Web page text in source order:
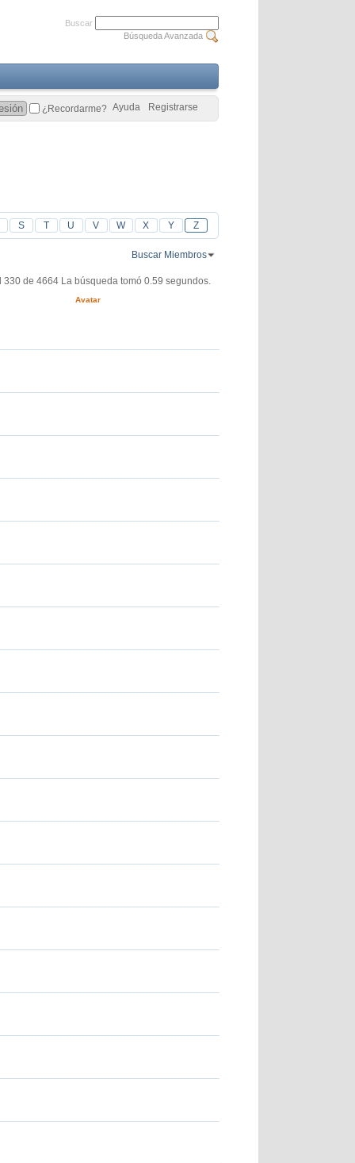
S T U V W X Y Z
Buscar Miembros
330 de 4664 La búsqueda tomó 0.59 segundos.
Avatar
Buscar
Búsqueda Avanzada
Registrarse
Ayuda
¿Recordarme?